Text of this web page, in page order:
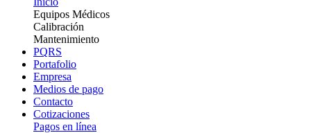
Equipos Médicos
Calibración
Mantenimiento
PQRS
Portafolio
Empresa
Medios de pago
Contacto
Cotizaciones
Pagos en línea